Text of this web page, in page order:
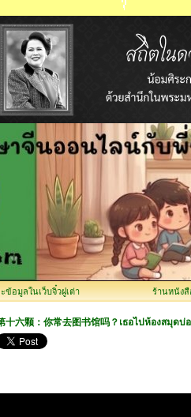
อมูลในเว็บจิ๋วฝูเต่า ร้านหนังสื
十六颗：你常去图书馆吗？เธอไปห้องสมุดบ่